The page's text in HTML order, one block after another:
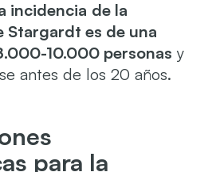
incidencia de la
Stargardt es de una
10.000 personas y
antes de los 20 años.
para la